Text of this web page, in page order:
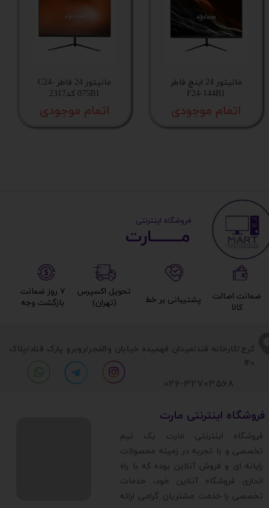
مانیتور 24 اینچ فاطر
F24-144B1
اتمام موجودی
مانیتور 24 فاطر C24-
075B1 کد2317
اتمام موجودی
​​کرج/کارخانه قند/میدان فهمیده خیابان والفجر/روبرو پارک قناد/پلاک
120
​فروشگاه اینترنتی مارت
​فروشگاه اینترنتی مارت یک تیم
تخصصی و با تجربه در زمینه محصولات
رایانه ای و فروش آنلاین بوده که با راه
اندازی فروشگاه آنلاین خود، خدمات
تخصصی را خدمت مشتریان گرامی ارائه
026-32703568
مــــــــارت​​​​​​
​ ​فروشگاه اینترنتی
۷ روز ضمانت
بازگشت وجه​​​​​​​
تحویل اکسپرس
(تهران)​​​​​​​
پشتیبانی بر خط​​​​​​​
ضمانت اصالت
کالا​​​​​​​